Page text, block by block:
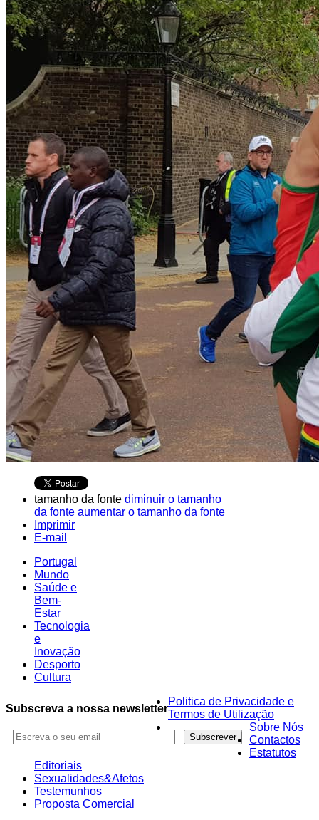
tamanho da fonte diminuir o tamanho
da fonte aumentar o tamanho da fonte
Imprimir
E-mail
Portugal
Mundo
Saúde e
Bem-
Estar
Tecnologia
e
Inovação
Desporto
Cultura
Subscreva a nossa newsletter
Politica de Privacidade e
Termos de Utilização
Sobre Nós
Contactos
Estatutos
Editoriais
Sexualidades&Afetos
Testemunhos
Proposta Comercial